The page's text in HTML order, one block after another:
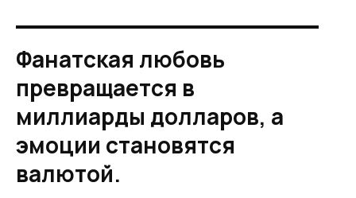
Фанатская любовь
превращается в
миллиарды долларов, а
эмоции становятся
валютой.